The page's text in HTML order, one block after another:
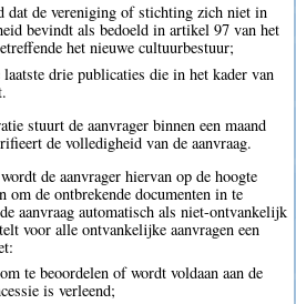
dat de vereniging of stichting zich niet in
bevindt als bedoeld in artikel 97 van het
het nieuwe cultuurbestuur;
drie publicaties die in het kader van
stuurt de aanvrager binnen een maand
de volledigheid van de aanvraag.
de aanvrager hiervan op de hoogte
de ontbrekende documenten in te
aanvraag automatisch als niet-ontvankelijk
voor alle ontvankelijke aanvragen een
te beoordelen of wordt voldaan aan de
is verleend;